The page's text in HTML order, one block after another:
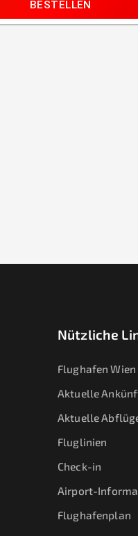
BESTELLEN
Nützliche
Flughafen Wien
Aktuelle
Aktuelle
Fluglinien
Check-in
Airport-
Flughafenplan